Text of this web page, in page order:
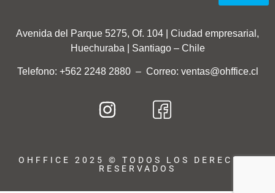
Avenida del Parque 5275, Of. 104 | Ciudad empresarial,
Huechuraba | Santiago – Chile
Telefono: +562 2248 2880 – Correo: ventas@ohffice.cl
OHFFICE 2025 © TODOS LOS DERECHOS
RESERVADOS